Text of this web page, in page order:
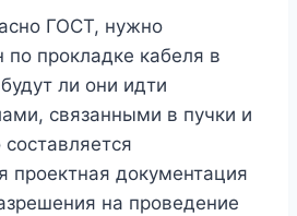
ГОСТ, нужно
по прокладке кабеля в
ли они идти
связанными в пучки и
проектная документация
на проведение